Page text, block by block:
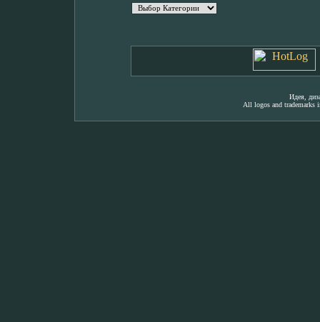
Идея,
All logos and trademarks